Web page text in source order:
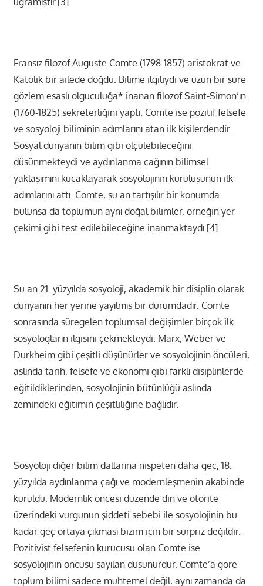
Fransız filozof Auguste Comte (1798-1857) aristokrat ve
Katolik bir ailede doğdu. Bilime ilgiliydi ve uzun bir süre
gözlem esaslı olguculuğa* inanan filozof Saint-Simon’ın
(1760-1825) sekreterliğini yaptı. Comte ise pozitif felsefe
ve sosyoloji biliminin adımlarını atan ilk kişilerdendir.
Sosyal dünyanın bilim gibi ölçülebileceğini
düşünmekteydi ve aydınlanma çağının bilimsel
yaklaşımını kucaklayarak sosyolojinin kuruluşunun ilk
adımlarını attı. Comte, şu an tartışılır bir konumda
bulunsa da toplumun aynı doğal bilimler, örneğin yer
çekimi gibi test edilebileceğine inanmaktaydı.[4]
Şu an 21. yüzyılda sosyoloji, akademik bir disiplin olarak
dünyanın her yerine yayılmış bir durumdadır. Comte
sonrasında süregelen toplumsal değişimler birçok ilk
sosyologların ilgisini çekmekteydi. Marx, Weber ve
Durkheim gibi çeşitli düşünürler ve sosyolojinin öncüleri,
aslında tarih, felsefe ve ekonomi gibi farklı disiplinlerde
eğitildiklerinden, sosyolojinin bütünlüğü aslında
zemindeki eğitimin çeşitliliğine bağlıdır.
Sosyoloji diğer bilim dallarına nispeten daha geç, 18.
yüzyılda aydınlanma çağı ve modernleşmenin akabinde
kuruldu. Modernlik öncesi düzende din ve otorite
üzerindeki vurgunun şiddeti sebebi ile sosyolojinin bu
kadar geç ortaya çıkması bizim için bir sürpriz değildir.
Pozitivist felsefenin kurucusu olan Comte ise
sosyolojinin öncüsü sayılan düşünürdür. Comte’a göre
toplum bilimi sadece muhtemel değil, aynı zamanda da